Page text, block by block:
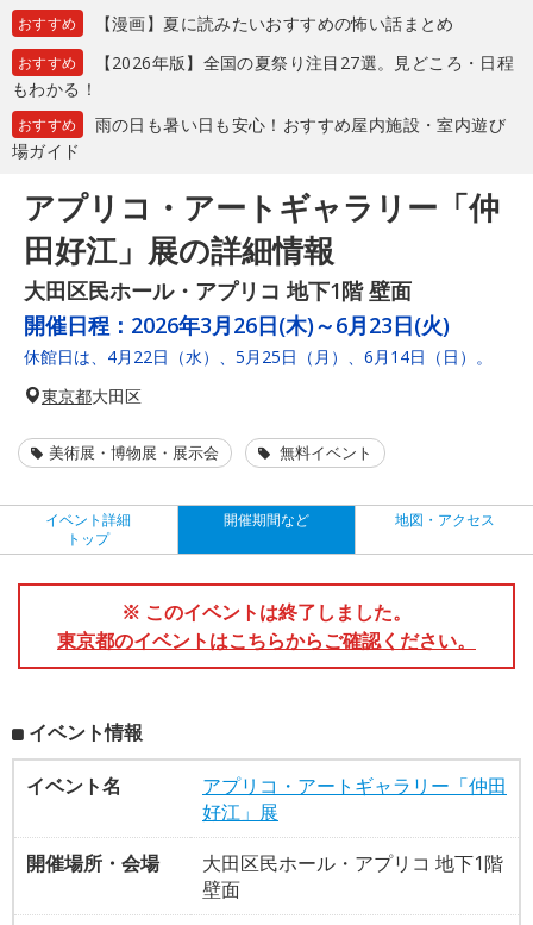
おすすめ 【漫画】夏に読みたいおすすめの怖い話まとめ
おすすめ
【2026年版】全国の夏祭り注目27選。見どころ・日程
もわかる！
おすすめ
雨の日も暑い日も安心！おすすめ屋内施設・室内遊び
場ガイド
アプリコ・アートギャラリー「仲
田好江」展の詳細情報
大田区民ホール・アプリコ 地下1階 壁面
開催日程： 2026年3月26日(木)～6月23日(火)
休館日は、4月22日（水）、5月25日（月）、6月14日（日）。
東京都大田区
美術展・博物展・展示会 無料イベント
イベント詳細
トップ
開催期間など 地図・アクセス
※ このイベントは終了しました。
東京都のイベントはこちらからご確認ください。
イベント情報
イベント名
アプリコ・アートギャラリー「仲田
好江」展
開催場所・会場
大田区民ホール・アプリコ 地下1階
壁面